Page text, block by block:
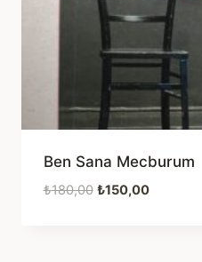
Ben Sana Mecburum
₺180,00 Orijinal
₺150,00Şu